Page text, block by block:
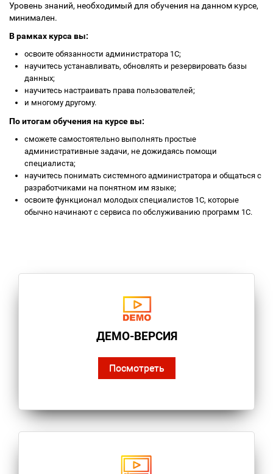
Уровень знаний, необходимый для обучения на данном курсе,
минимален.
В рамках курса вы:
освоите обязанности администратора 1С;
научитесь устанавливать, обновлять и резервировать базы
данных;
научитесь настраивать права пользователей;
и многому другому.
По итогам обучения на курсе вы:
сможете самостоятельно выполнять простые
административные задачи, не дожидаясь помощи
специалиста;
научитесь понимать системного администратора и общаться с
разработчиками на понятном им языке;
освоите функционал молодых специалистов 1С, которые
обычно начинают с сервиса по обслуживанию программ 1С.
ДЕМО-ВЕРСИЯ
Посмотреть